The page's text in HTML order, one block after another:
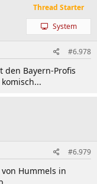
Thread Starter
System
#6.978
Bayern-Profis
#6.979
Hummels in